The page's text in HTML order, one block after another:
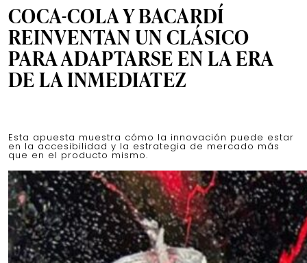
COCA-COLA Y BACARDÍ
REINVENTAN UN CLÁSICO
PARA ADAPTARSE EN LA ERA
DE LA INMEDIATEZ
Esta apuesta muestra cómo la innovación puede estar
en la accesibilidad y la estrategia de mercado más
que en el producto mismo.